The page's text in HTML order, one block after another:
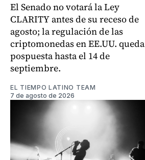
El Senado no votará la Ley
CLARITY antes de su receso de
agosto; la regulación de las
criptomonedas en EE.UU. queda
pospuesta hasta el 14 de
septiembre.
EL TIEMPO LATINO TEAM
7 de agosto de 2026